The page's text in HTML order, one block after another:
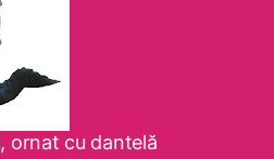
ornat cu dantelă